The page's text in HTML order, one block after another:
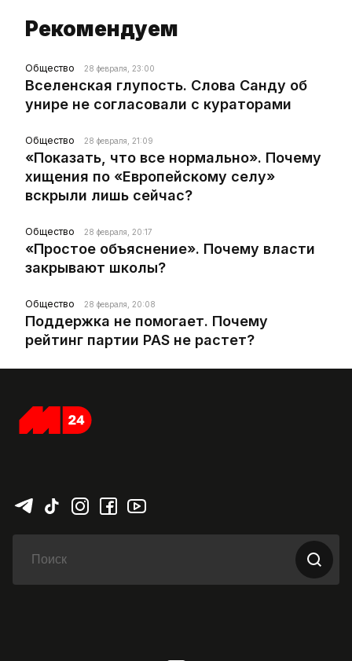
Рекомендуем
Общество 28 февраля, 23:00
Вселенская глупость. Слова Санду об
унире не согласовали с кураторами
Общество 28 февраля, 21:09
«Показать, что все нормально». Почему
хищения по «Европейскому селу»
вскрыли лишь сейчас?
Общество 28 февраля, 20:17
«Простое объяснение». Почему власти
закрывают школы?
Общество 28 февраля, 20:08
Поддержка не помогает. Почему
рейтинг партии PAS не растет?